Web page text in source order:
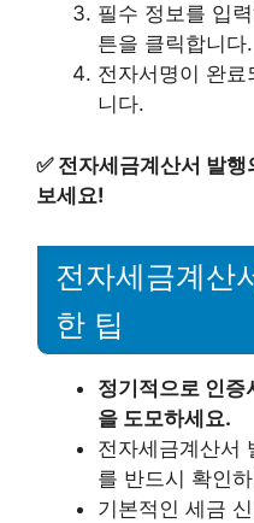
필수 정보를 입
튼을 클릭합니다.
전자서명이 완
니다.
✅ 전자세금계산서 발
보세요!
전자세금계산
한 팁
정기적으로 인증
을 도모하세요.
전자세금계산서
를 반드시 확인
기본적인 세금